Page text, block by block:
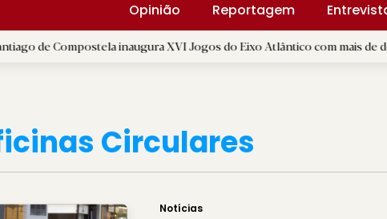
Opinião
Reportagem
inaugura XVI Jogos do Eixo Atlântico com mais de dois mil atletas
Circulares
Notícias